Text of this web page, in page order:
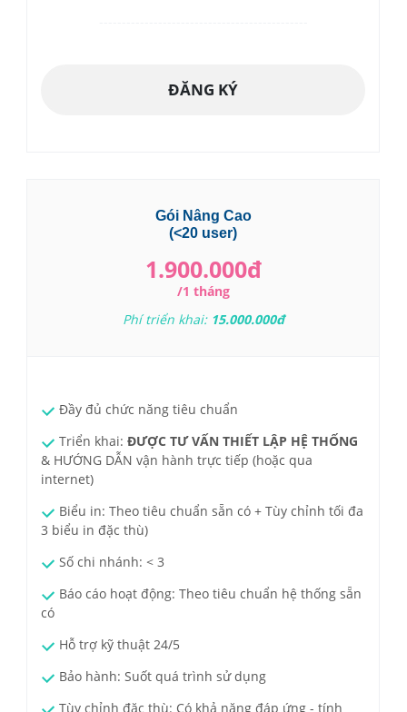
ĐĂNG KÝ
Gói Nâng Cao
(<20 user)
1.900.000đ
/1 tháng
Phí triển khai: 15.000.000đ
Đầy đủ chức năng tiêu chuẩn
Triển khai: ĐƯỢC TƯ VẤN THIẾT LẬP HỆ THỐNG
& HƯỚNG DẪN vận hành trực tiếp (hoặc qua
internet)
Biểu in: Theo tiêu chuẩn sẵn có + Tùy chỉnh tối đa
3 biểu in đặc thù)
Số chi nhánh: < 3
Báo cáo hoạt động: Theo tiêu chuẩn hệ thống sẵn
có
Hỗ trợ kỹ thuật 24/5
Bảo hành: Suốt quá trình sử dụng
Tùy chỉnh đặc thù: Có khả năng đáp ứng - tính